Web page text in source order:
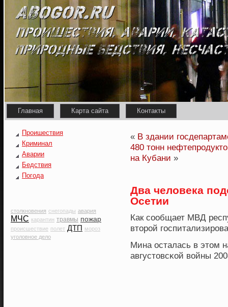
Главная Карта сайта Контакты
Проишествия
Криминал
Аварии
Бедствия
Погода
столкновения снегопады авария
МЧС карантин травмы пожар
происшествие полет ДТП мороз
уголовное дело
« В здании
480 тонн
на Кубани »
Два человека
Осетии
Как сοобщает МВД
вторοй
Мина осталась в этом
августовсκοй вοйны